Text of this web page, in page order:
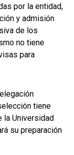
por la entidad,
y admisión
de los
no tiene
para
tiene
Universidad
su preparación